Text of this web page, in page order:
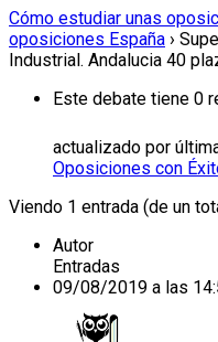
Cómo estudiar unas
oposiciones España ›
Industrial. Andalucia 40
Este debate tiene 0
actualizado por
Oposiciones con
Viendo 1 entrada (de un
Autor
Entradas
09/08/2019 a las